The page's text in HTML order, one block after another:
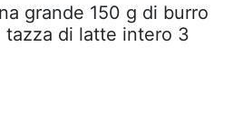
grande 150 g di burro
tazza di latte intero 3